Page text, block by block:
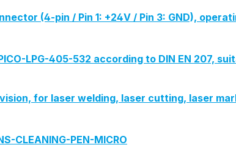
(4-pin / Pin 1: +24V / Pin 3: GND),
LPG-405-532 according to DIN EN 207,
for laser welding, laser cutting, laser
CLEANING-PEN-MICRO